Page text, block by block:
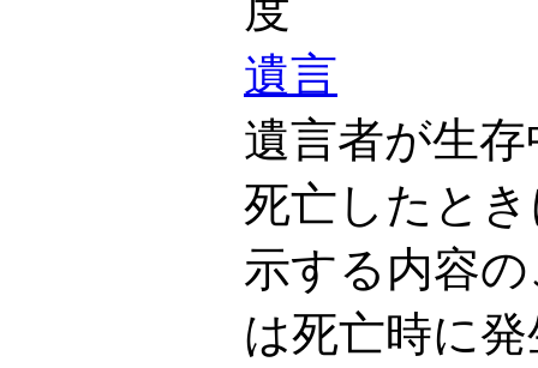
遺言
遺言者が生
死亡したと
示する内容
は死亡時に